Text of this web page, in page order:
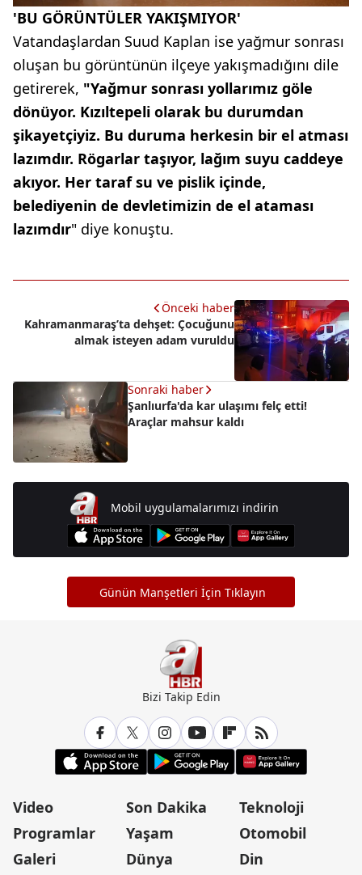
'BU GÖRÜNTÜLER YAKIŞMIYOR'
Vatandaşlardan Suud Kaplan ise yağmur sonrası
oluşan bu görüntünün ilçeye yakışmadığını dile
getirerek, "Yağmur sonrası yollarımız göle
dönüyor. Kızıltepeli olarak bu durumdan
şikayetçiyiz. Bu duruma herkesin bir el atması
lazımdır. Rögarlar taşıyor, lağım suyu caddeye
akıyor. Her taraf su ve pislik içinde,
belediyenin de devletimizin de el ataması
lazımdır" diye konuştu.
Önceki haber
Kahramanmaraş’ta dehşet: Çocuğunu
almak isteyen adam vuruldu
Sonraki haber
Şanlıurfa'da kar ulaşımı felç etti!
Araçlar mahsur kaldı
Mobil uygulamalarımızı indirin
Günün Manşetleri İçin Tıklayın
Bizi Takip Edin
Video
Programlar
Galeri
Son Dakika
Yaşam
Dünya
Teknoloji
Otomobil
Din